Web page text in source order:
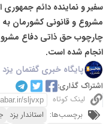
سفیر و نماینده دائم
مشروع و قانونی کشورمان
انجام شده است.
پایگاه خبری گفتمان یزد
اشتراک گذاری:
لینک کوتاه
برچسب‌ها: استاندار یزد